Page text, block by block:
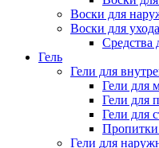
Воски для
Воски для
Средства
Гель
Гели для
Гели для
Гели для
Гели для
Гели для